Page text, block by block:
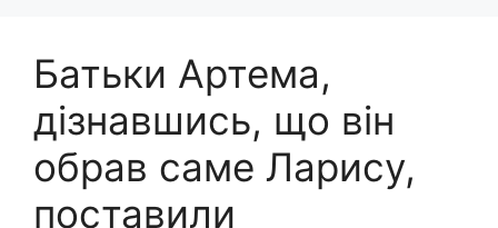
Батьки Артема,
дізнавшись, що він
обрав саме Ларису,
поставили